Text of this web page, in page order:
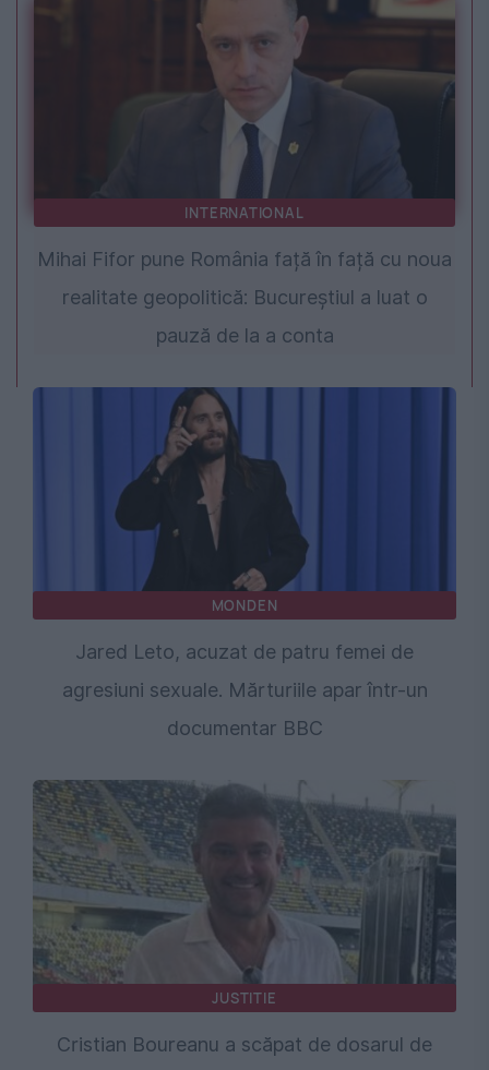
INTERNATIONAL
Mihai Fifor pune România față în față cu noua
realitate geopolitică: Bucureștiul a luat o
pauză de la a conta
MONDEN
Jared Leto, acuzat de patru femei de
agresiuni sexuale. Mărturiile apar într-un
documentar BBC
JUSTITIE
Cristian Boureanu a scăpat de dosarul de